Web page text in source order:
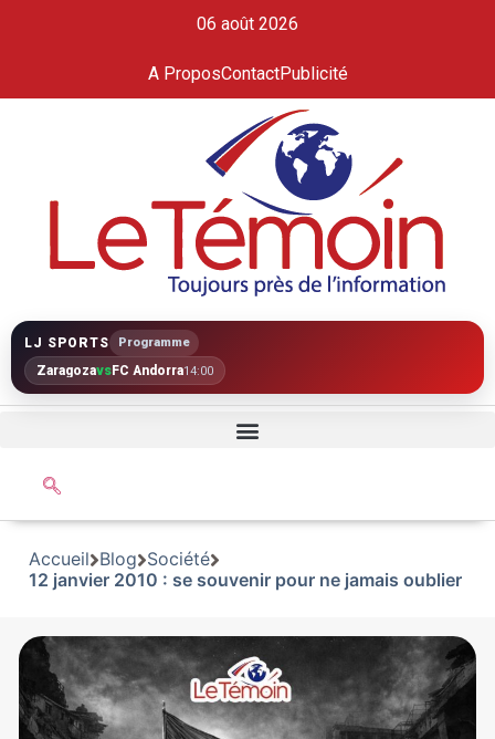
06 août 2026
A ProposContactPublicité
LJ SPORTS Programme
ZaragozavsFC Andorra14:00
Accueil Blog Société
12 janvier 2010 : se souvenir pour ne jamais oublier